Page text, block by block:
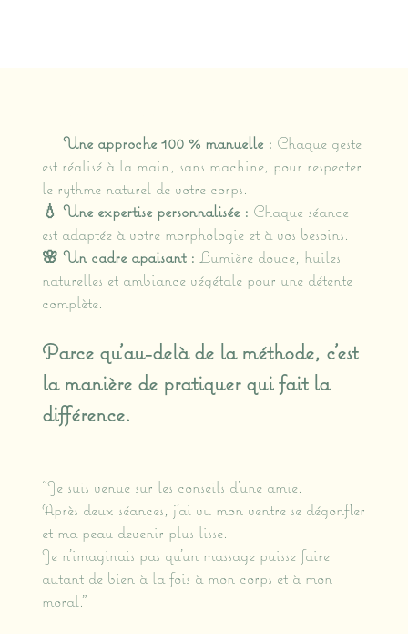
Une approche 100 % manuelle : Chaque geste
est réalisé à la main, sans machine, pour respecter
le rythme naturel de votre corps.
💧 Une expertise personnalisée : Chaque séance
est adaptée à votre morphologie et à vos besoins.
🌸 Un cadre apaisant : Lumière douce, huiles
naturelles et ambiance végétale pour une détente
complète.
Parce qu’au-delà de la méthode, c’est
la manière de pratiquer qui fait la
différence.
“Je suis venue sur les conseils d’une amie.
Après deux séances, j’ai vu mon ventre se dégonfler
et ma peau devenir plus lisse.
Je n’imaginais pas qu’un massage puisse faire
autant de bien à la fois à mon corps et à mon
moral.”